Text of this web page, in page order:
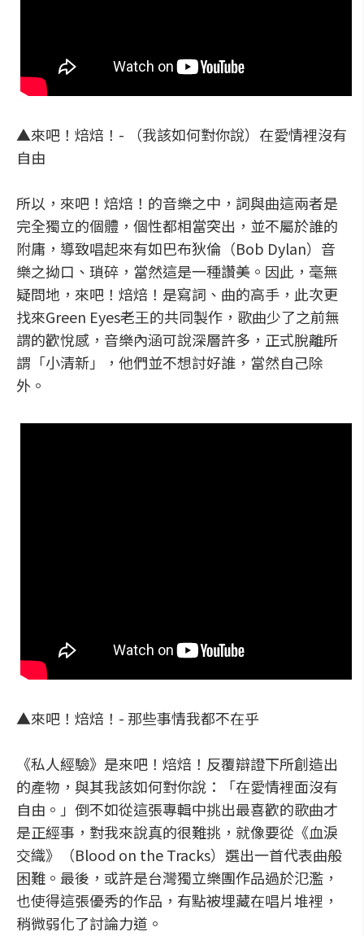
▲來吧！焙焙！- （我該如何對你說）在愛情裡沒有
自由
所以，來吧！焙焙！的音樂之中，詞與曲這兩者是
完全獨立的個體，個性都相當突出，並不屬於誰的
附庸，導致唱起來有如巴布狄倫（Bob Dylan）音
樂之拗口、瑣碎，當然這是一種讚美。因此，毫無
疑問地，來吧！焙焙！是寫詞、曲的高手，此次更
找來Green Eyes老王的共同製作，歌曲少了之前無
謂的歡悅感，音樂內涵可說深層許多，正式脫離所
謂「小清新」，他們並不想討好誰，當然自己除
外。
▲來吧！焙焙！- 那些事情我都不在乎
《私人經驗》是來吧！焙焙！反覆辯證下所創造出
的產物，與其我該如何對你說：「在愛情裡面沒有
自由。」倒不如從這張專輯中挑出最喜歡的歌曲才
是正經事，對我來說真的很難挑，就像要從《血淚
交織》（Blood on the Tracks）選出一首代表曲般
困難。最後，或許是台灣獨立樂團作品過於氾濫，
也使得這張優秀的作品，有點被埋藏在唱片堆裡，
稍微弱化了討論力道。